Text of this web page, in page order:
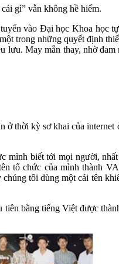
gì” vẫn không hề hiếm.
vào Đại học Khoa học
trong những quyết định
May mắn thay, nhờ đam
ở thời kỳ sơ khai của internet
mình biết tới mọi người,
tổ chức của mình thành
tôi dùng một cái tên
bằng tiếng Việt được